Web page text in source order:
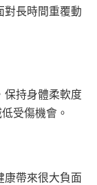
對長時間重覆動
保持身體柔軟度
受傷機會。
康帶來很大負面